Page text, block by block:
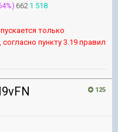
662 1 518
только
пункту 3.19 правил
125